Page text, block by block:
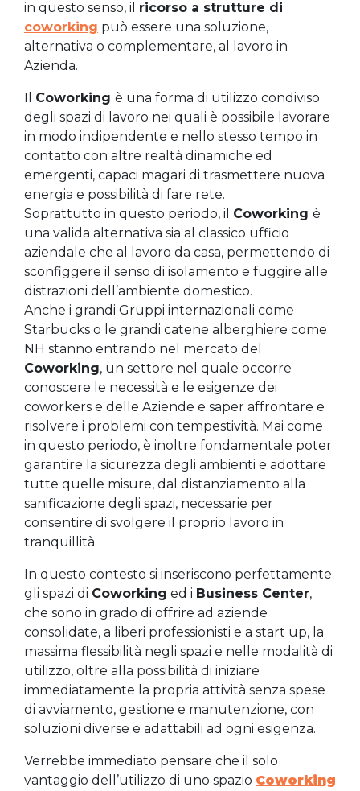
in questo senso, il ricorso a strutture di
coworking può essere una soluzione,
alternativa o complementare, al lavoro in
Azienda.
Il Coworking è una forma di utilizzo condiviso
degli spazi di lavoro nei quali è possibile lavorare
in modo indipendente e nello stesso tempo in
contatto con altre realtà dinamiche ed
emergenti, capaci magari di trasmettere nuova
energia e possibilità di fare rete.
Soprattutto in questo periodo, il Coworking è
una valida alternativa sia al classico ufficio
aziendale che al lavoro da casa, permettendo di
sconfiggere il senso di isolamento e fuggire alle
distrazioni dell’ambiente domestico.
Anche i grandi Gruppi internazionali come
Starbucks o le grandi catene alberghiere come
NH stanno entrando nel mercato del
Coworking, un settore nel quale occorre
conoscere le necessità e le esigenze dei
coworkers e delle Aziende e saper affrontare e
risolvere i problemi con tempestività. Mai come
in questo periodo, è inoltre fondamentale poter
garantire la sicurezza degli ambienti e adottare
tutte quelle misure, dal distanziamento alla
sanificazione degli spazi, necessarie per
consentire di svolgere il proprio lavoro in
tranquillità.
In questo contesto si inseriscono perfettamente
gli spazi di Coworking ed i Business Center,
che sono in grado di offrire ad aziende
consolidate, a liberi professionisti e a start up, la
massima flessibilità negli spazi e nelle modalità di
utilizzo, oltre alla possibilità di iniziare
immediatamente la propria attività senza spese
di avviamento, gestione e manutenzione, con
soluzioni diverse e adattabili ad ogni esigenza.
Verrebbe immediato pensare che il solo
vantaggio dell’utilizzo di uno spazio Coworking